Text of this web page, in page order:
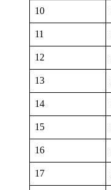
10
11
12
13
14
15
16
17